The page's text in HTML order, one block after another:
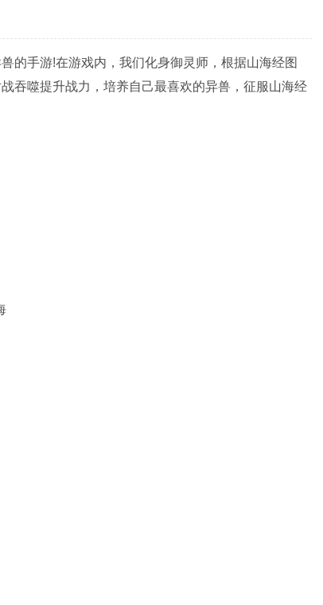
的手游!在游戏内，我们化身御灵师，根据山海经图
吞噬提升战力，培养自己最喜欢的异兽，征服山海经